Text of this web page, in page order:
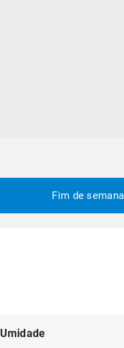
Fim de semana
Umidade